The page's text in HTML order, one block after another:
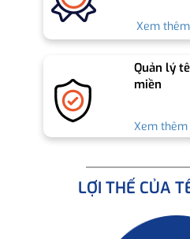
Xem
Quản lý
miền
Xem
LỢI THẾ CỦA